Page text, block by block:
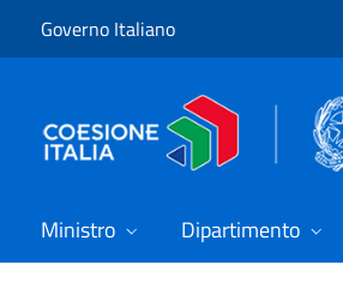
Governo Italiano
Ministro Dipartimento